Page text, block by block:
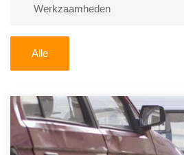
Zoekt u liever naar een sloperij
U kunt er ook voor kiezen om
verkopen en op te laten halen
Ophaaldienst van
Alle